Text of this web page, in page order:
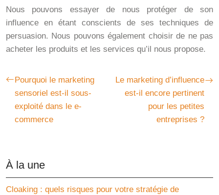
Nous pouvons essayer de nous protéger de son
influence en étant conscients de ses techniques de
persuasion. Nous pouvons également choisir de ne pas
acheter les produits et les services qu’il nous propose.
Pourquoi le marketing
sensoriel est-il sous-
exploité dans le e-
commerce
Le marketing d’influence
est-il encore pertinent
pour les petites
entreprises ?
À la une
Cloaking : quels risques pour votre stratégie de